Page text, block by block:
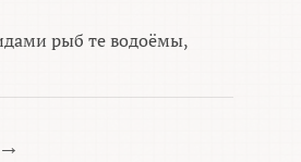
рыб те водоёмы,
→